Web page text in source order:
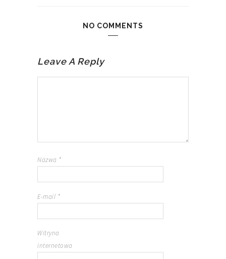
NO COMMENTS
Leave A Reply
Nazwa *
E-mail *
Witryna
internetowa